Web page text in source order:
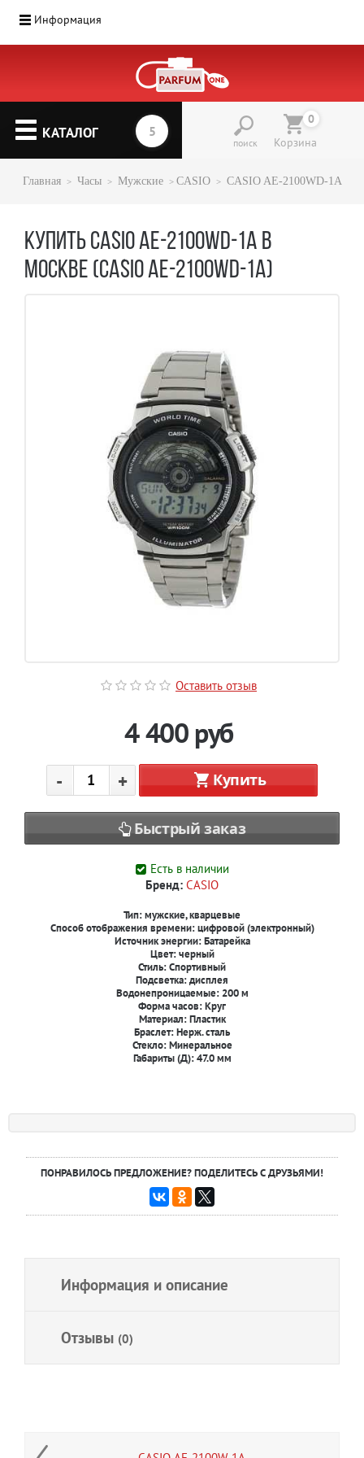
Информация
КАТАЛОГ
поиск
0
Корзина
Главная Часы Мужские CASIO CASIO AE-2100WD-1A
КУПИТЬ CASIO AE-2100WD-1A В
МОСКВЕ (CASIO AE-2100WD-1A)
Оставить отзыв
4 400 руб
- + Купить
Быстрый заказ
Есть в наличии
Бренд: CASIO
Тип:мужские, кварцевые
Способ отображения времени:цифровой (электронный)
Источник энергии:Батарейка
Цвет:черный
Стиль:Спортивный
Подсветка:дисплея
Водонепроницаемые: 200 м
Форма часов: Круг
Материал: Пластик
Браслет: Нерж. сталь
Стекло: Минеральное
Габариты (Д): 47.0 мм
ПОНРАВИЛОСЬ ПРЕДЛОЖЕНИЕ? ПОДЕЛИТЕСЬ С ДРУЗЬЯМИ!
Информация и описание
Отзывы (0)